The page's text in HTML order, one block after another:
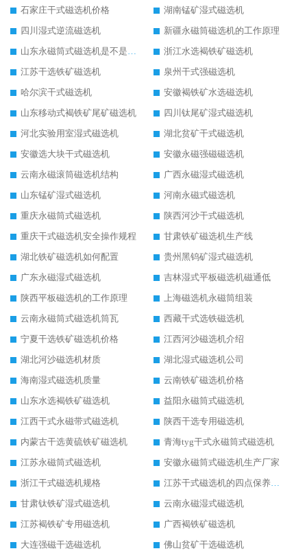
石家庄干式磁选机价格
湖南锰矿湿式磁选机
四川湿式逆流磁选机
新疆永磁筒磁选机的工作原理
山东永磁筒式磁选机是不是强磁
浙江水选褐铁矿磁选机
江苏干选铁矿磁选机
泉州干式强磁选机
哈尔滨干式磁选机
安徽褐铁矿水选磁选机
山东移动式褐铁矿尾矿磁选机
四川钛尾矿湿式磁选机
河北实验用室湿式磁选机
湖北贫矿干式磁选机
安徽选大块干式磁选机
安徽永磁强磁磁选机
云南永磁滚筒磁选机结构
广西永磁湿式磁选机
山东锰矿湿式磁选机
河南永磁式磁选机
重庆永磁筒式磁选机
陕西河沙干式磁选机
重庆干式磁选机安全操作规程
甘肃铁矿磁选机生产线
湖北铁矿磁选机如何配置
贵州黑钨矿湿式磁选机
广东永磁湿式磁选机
吉林湿式平板磁选机磁通低
陕西平板磁选机的工作原理
上海磁选机永磁筒组装
云南永磁筒式磁选机筒瓦
西藏干式选铁磁选机
宁夏干选铁矿磁选机价格
江西河沙磁选机介绍
湖北河沙磁选机材质
湖北湿式磁选机公司
海南湿式磁选机质量
云南铁矿磁选机价格
山东水选褐铁矿磁选机
益阳永磁筒式磁选机
江西干式永磁带式磁选机
陕西干选专用磁选机
内蒙古干选黄硫铁矿磁选机
青海tyg干式永磁筒式磁选机
江苏永磁筒式磁选机
安徽永磁筒式磁选机生产厂家
浙江干式磁选机规格
江苏干式磁选机的四点保养秘籍
甘肃钛铁矿湿式磁选机
云南永磁湿式磁选机
江苏褐铁矿专用磁选机
广西褐铁矿磁选机
大连强磁干选磁选机
佛山贫矿干选磁选机